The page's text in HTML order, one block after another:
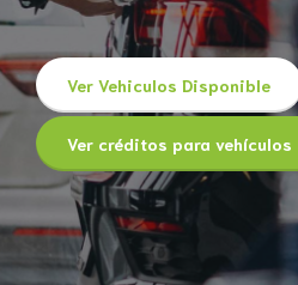
Ver Vehiculos Disponible
Ver créditos para vehículos